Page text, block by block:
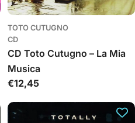
TOTO CUTUGNO
CD
CD Toto Cutugno – La Mia
Musica
Įprasta
€12,45